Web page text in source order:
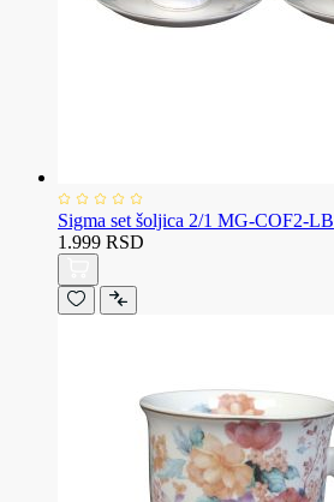
Sigma set šoljica 2/1 MG-COF2-LB
1.999 RSD